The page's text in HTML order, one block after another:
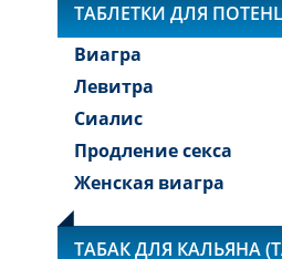
ТАБЛЕТКИ ДЛЯ
Виагра
Левитра
Сиалис
Продление секса
Женская виагра
ТАБАК ДЛЯ КАЛЬЯНА